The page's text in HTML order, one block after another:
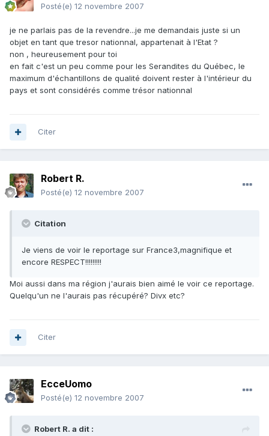
Posté(e) 12 novembre 2007
je ne parlais pas de la revendre...je me demandais juste si un
objet en tant que tresor nationnal, appartenait à l'Etat ?
non , heureusement pour toi
en fait c'est un peu comme pour les Serandites du Québec, le
maximum d'échantillons de qualité doivent rester à l'intérieur du
pays et sont considérés comme trésor nationnal
Citer
Robert R.
Posté(e) 12 novembre 2007
Citation
Je viens de voir le reportage sur France3,magnifique et
encore RESPECT!!!!!!!!!
Moi aussi dans ma région j'aurais bien aimé le voir ce reportage.
Quelqu'un ne l'aurais pas récupéré? Divx etc?
Citer
EcceUomo
Posté(e) 12 novembre 2007
Robert R. a dit :